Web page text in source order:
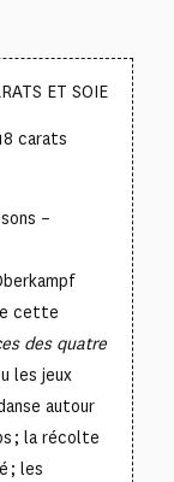
ET SOIE
carats
–
cette
des quatre
les jeux
autour
; la récolte
; les